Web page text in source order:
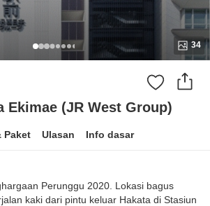
34
Ekimae (JR West Group)
Paket Ulasan Info dasar
Perunggu 2020. Lokasi bagus
kaki dari pintu keluar Hakata di Stasiun